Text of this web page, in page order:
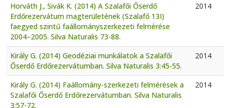
Horváth J., Sivák K. (2014) A Szalafői Őserdő
Erdőrezervátum magterületének (Szalafő 13I)
faegyed szintű faállományszerkezeti felmérése
2004–2005. Silva Naturalis 73-88.
2014
Király G. (2014) Geodéziai munkálatok a Szalafői
Őserdő Erdőrezervátumban. Silva Naturalis 3:45-55.
2014
Király G. (2014) Faállomány-szerkezeti felmérések a
Szalafői Őserdő Erdőrezervátumban. Silva Naturalis
3:57-72.
2014